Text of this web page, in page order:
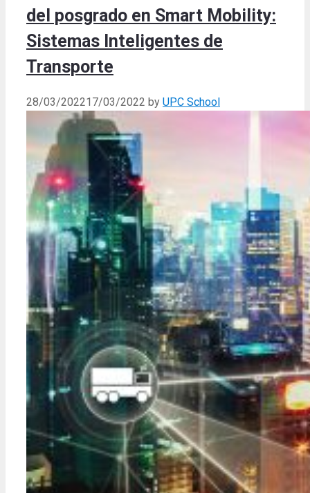
del posgrado en Smart Mobility:
Sistemas Inteligentes de
Transporte
28/03/202217/03/2022 by UPC School